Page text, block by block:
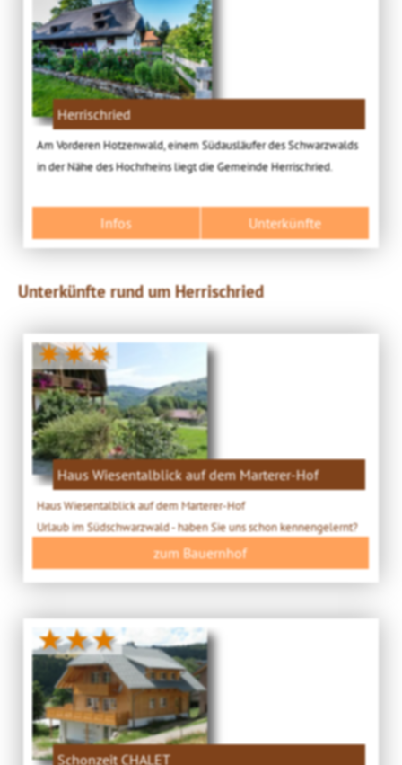
Herrischried
Am Vorderen Hotzenwald, einem Südausläufer des Schwarzwalds
in der Nähe des Hochrheins liegt die Gemeinde Herrischried.
Infos Unterkünfte
Unterkünfte rund um Herrischried
✷✷✷
Haus Wiesentalblick auf dem Marterer-Hof
Haus Wiesentalblick auf dem Marterer-Hof
Urlaub im Südschwarzwald - haben Sie uns schon kennengelernt?
zum Bauernhof
★★★
Schonzeit CHALET